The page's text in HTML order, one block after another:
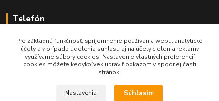
Telefón
+421 905 622 625
obchod@nozeplus.sk
Pre základnú funkčnosť, spríjemnenie používania webu, analytické
účely a v prípade udelenia súhlasu aj na účely cielenia reklamy
využívame súbory cookies. Nastavenie vlastných preferencií
cookies môžete kedykoľvek upraviť odkazom v spodnej časti
stránok.
Nastavenia Súhlasím